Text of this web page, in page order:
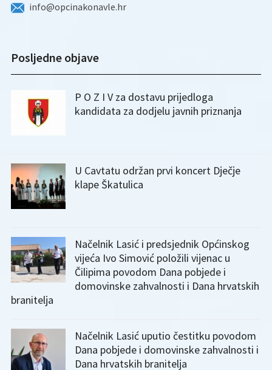
info@opcinakonavle.hr
Posljedne objave
P O Z I V za dostavu prijedloga
kandidata za dodjelu javnih priznanja
U Cavtatu održan prvi koncert Dječje
klape Škatulica
Načelnik Lasić i predsjednik Općinskog
vijeća Ivo Simović položili vijenac u
Čilipima povodom Dana pobjede i
domovinske zahvalnosti i Dana hrvatskih
branitelja
Načelnik Lasić uputio čestitku povodom
Dana pobjede i domovinske zahvalnosti i
Dana hrvatskih branitelja